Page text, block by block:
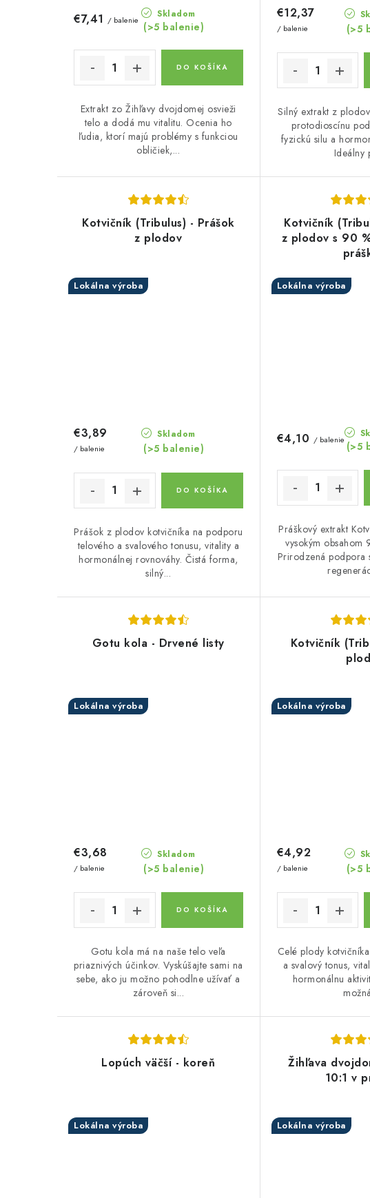
Skladom
(>5 balenie)
€7,41 / balenie
DO KOŠÍKA
Extrakt zo Žihľavy dvojdomej osvieži
telo a dodá mu vitalitu. Ocenia ho
ľudia, ktorí majú problémy s funkciou
obličiek,...
(>5
€12,37
/ balenie
Silný extrakt z
protodioscínu
fyzickú silu a
Ideálny
Kotvičník (Tribulus) - Prášok
z plodov
Lokálna výroba
Skladom
(>5 balenie)
€3,89
/ balenie
DO KOŠÍKA
Prášok z plodov kotvičníka na podporu
telového a svalového tonusu, vitality a
hormonálnej rovnováhy. Čistá forma,
silný...
Kotvičník
z plodov s 90
Lokálna výroba
(>5
€4,10 / balenie
Práškový extrakt
vysokým obsahom
Prirodzená podpora
Gotu kola - Drvené listy
Lokálna výroba
Skladom
(>5 balenie)
€3,68
/ balenie
DO KOŠÍKA
Gotu kola má na naše telo veľa
priaznivých účinkov. Vyskúšajte sami na
sebe, ako ju možno pohodlne užívať a
zároveň si...
Kotvičník
Lokálna výroba
(>5
€4,92
/ balenie
Celé plody
a svalový tonus,
hormonálnu
Lopúch väčší - koreň
Lokálna výroba
Žihľava
10:1 v
Lokálna výroba